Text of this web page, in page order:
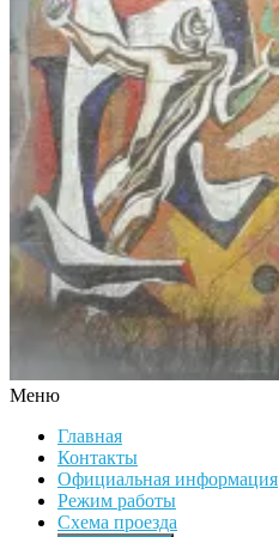
ИКАР
Меню
Главная
Контакты
Официальная информация
Режим работы
Схема проезда